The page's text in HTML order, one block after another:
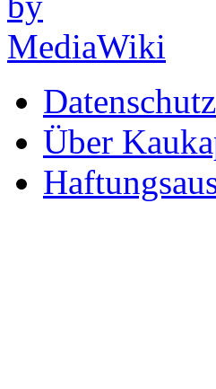
Datenschutz
Über